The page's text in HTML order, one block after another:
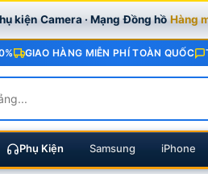
kiện Camera · Mạng Đồng hồ Hàng
GIAO HÀNG MIỄN PHÍ TOÀN QUỐC
Phụ Kiện Samsung iPhone